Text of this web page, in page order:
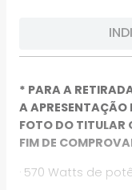
* PARA A
A APRESENTAÇÃO
FOTO DO TITULAR
FIM DE
· 570 Watts de